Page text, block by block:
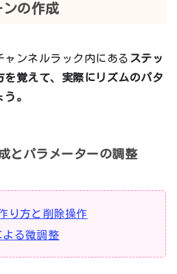
の作成
ンネルラック内にある ステッ
を覚えて、実際にリズムのパタ
。
とパラメーターの調整
り方と削除操作
よる微調整